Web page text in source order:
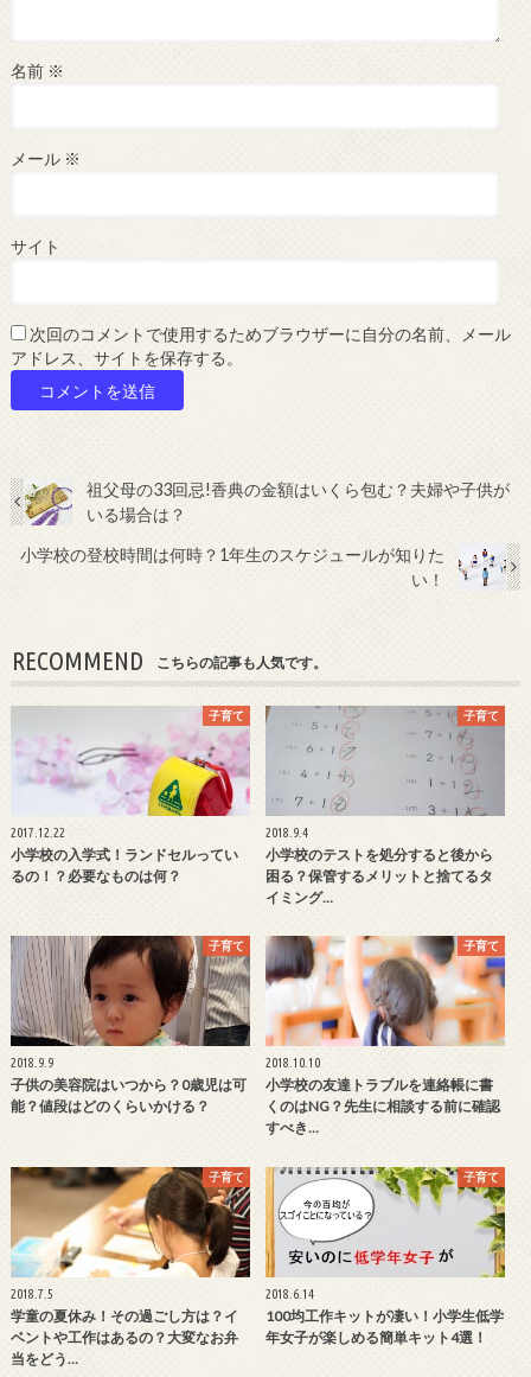
名前 ※
メール ※
サイト
次回のコメントで使用するためブラウザーに自分の名前、メール
アドレス、サイトを保存する。
祖父母の33回忌!香典の金額はいくら包む？夫婦や子供が
いる場合は？
小学校の登校時間は何時？1年生のスケジュールが知りた
い！
RECOMMEND こちらの記事も人気です。
子育て
2017.12.22
小学校の入学式！ランドセルってい
るの！？必要なものは何？
子育て
2018.9.4
小学校のテストを処分すると後から
困る？保管するメリットと捨てるタ
イミング…
子育て
2018.9.9
子供の美容院はいつから？0歳児は可
能？値段はどのくらいかける？
子育て
2018.10.10
小学校の友達トラブルを連絡帳に書
くのはNG？先生に相談する前に確認
すべき…
子育て
2018.7.5
学童の夏休み！その過ごし方は？イ
ベントや工作はあるの？大変なお弁
当をどう…
子育て
2018.6.14
100均工作キットが凄い！小学生低学
年女子が楽しめる簡単キット4選！